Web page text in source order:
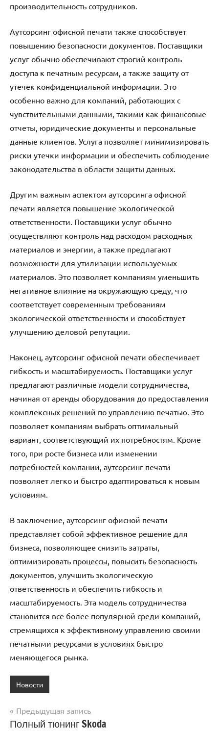
производительность сотрудников.
Аутсорсинг офисной печати также способствует
повышению безопасности документов. Поставщики
услуг обычно обеспечивают строгий контроль
доступа к печатным ресурсам, а также защиту от
утечек конфиденциальной информации. Это
особенно важно для компаний, работающих с
чувствительными данными, такими как финансовые
отчеты, юридические документы и персональные
данные клиентов. Услуга позволяет минимизировать
риски утечки информации и обеспечить соблюдение
законодательства в области защиты данных.
Другим важным аспектом аутсорсинга офисной
печати является повышение экологической
ответственности. Поставщики услуг обычно
осуществляют контроль над расходом расходных
материалов и энергии, а также предлагают
возможности для утилизации используемых
материалов. Это позволяет компаниям уменьшить
негативное влияние на окружающую среду, что
соответствует современным требованиям
экологической ответственности и способствует
улучшению деловой репутации.
Наконец, аутсорсинг офисной печати обеспечивает
гибкость и масштабируемость. Поставщики услуг
предлагают различные модели сотрудничества,
начиная от аренды оборудования до предоставления
комплексных решений по управлению печатью. Это
позволяет компаниям выбрать оптимальный
вариант, соответствующий их потребностям. Кроме
того, при росте бизнеса или изменении
потребностей компании, аутсорсинг печати
позволяет легко и быстро адаптироваться к новым
условиям.
В заключение, аутсорсинг офисной печати
представляет собой эффективное решение для
бизнеса, позволяющее снизить затраты,
оптимизировать процессы, повысить безопасность
документов, улучшить экологическую
ответственность и обеспечить гибкость и
масштабируемость. Эта модель сотрудничества
становится все более популярной среди компаний,
стремящихся к эффективному управлению своими
печатными ресурсами в условиях быстро
меняющегося рынка.
Новости
Навигация
Предыдущая запись
Полный тюнинг Skoda